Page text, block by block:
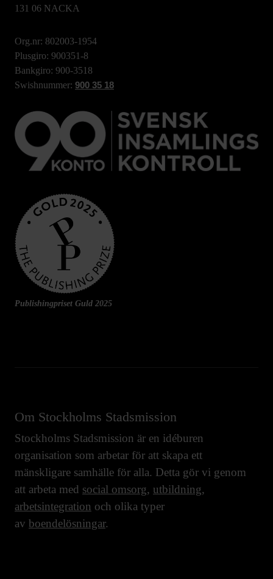
131 06 NACKA
Org.nr: 802003-1954
Plusgiro: 900351-8
Bankgiro: 900-3518
Swishnummer: 900 35 18
Publishingpriset Guld 2025
Om Stockholms Stadsmission
Stockholms Stadsmission är en idéburen
organisation som arbetar för att skapa ett
mänskligare samhälle för alla. Detta gör vi genom
att arbeta med social omsorg, utbildning,
arbetsintegration och olika typer
av boendelösningar.